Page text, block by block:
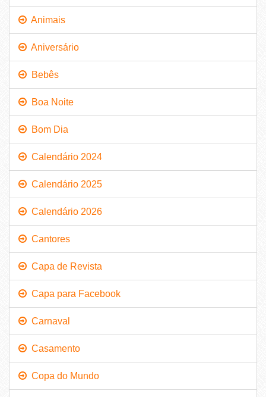
Animais
Aniversário
Bebês
Boa Noite
Bom Dia
Calendário 2024
Calendário 2025
Calendário 2026
Cantores
Capa de Revista
Capa para Facebook
Carnaval
Casamento
Copa do Mundo